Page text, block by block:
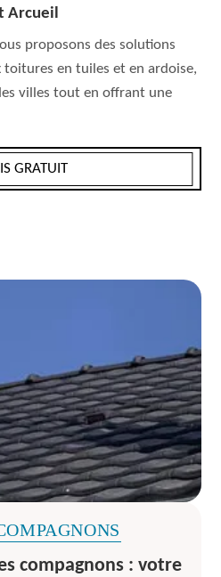
Arcueil
proposons des solutions
en tuiles et en ardoise,
villes tout en offrant une
GRATUIT
compagnons : votre